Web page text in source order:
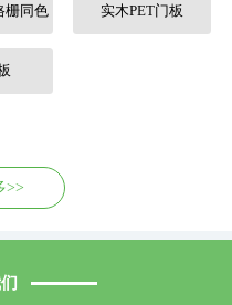
栅同色 实木PET门板
>>